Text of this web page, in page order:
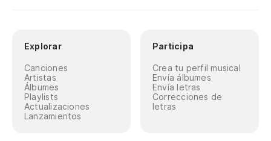
Explorar
Canciones
Artistas
Álbumes
Playlists
Actualizaciones
Lanzamientos
Participa
Crea tu perfil musical
Envía álbumes
Envía letras
Correcciones de
letras